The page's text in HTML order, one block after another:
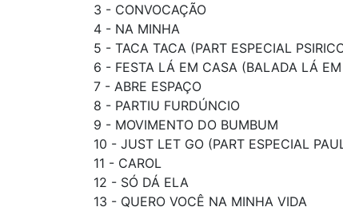
3 - CONVOCAÇÃO
4 - NA MINHA
5 - TACA TACA (PART ESPECIAL
6 - FESTA LÁ EM CASA (BALADA LÁ
7 - ABRE ESPAÇO
8 - PARTIU FURDÚNCIO
9 - MOVIMENTO DO BUMBUM
10 - JUST LET GO (PART ESPECIAL
11 - CAROL
12 - SÓ DÁ ELA
13 - QUERO VOCÊ NA MINHA VIDA